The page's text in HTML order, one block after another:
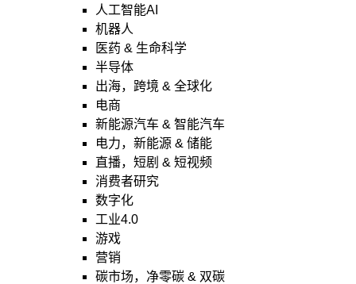
人工智能AI
机器人
医药 & 生命科学
半导体
出海，跨境 & 全球化
电商
新能源汽车 & 智能汽车
电力，新能源 & 储能
直播，短剧 & 短视频
消费者研究
数字化
工业4.0
游戏
营销
碳市场，净零碳 & 双碳